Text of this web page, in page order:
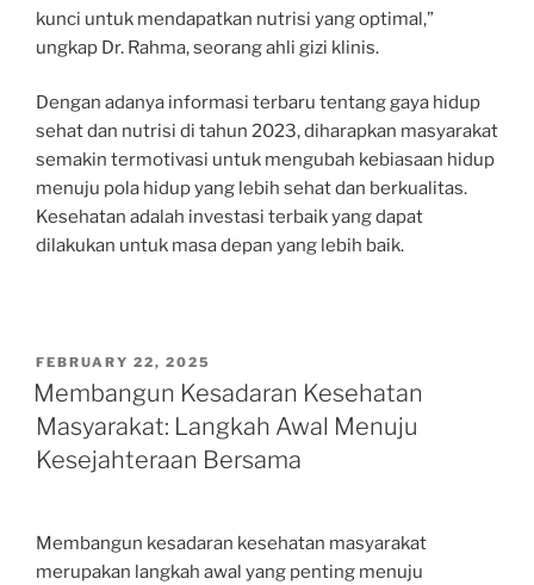
kunci untuk mendapatkan nutrisi yang optimal,”
ungkap Dr. Rahma, seorang ahli gizi klinis.
Dengan adanya informasi terbaru tentang gaya hidup
sehat dan nutrisi di tahun 2023, diharapkan masyarakat
semakin termotivasi untuk mengubah kebiasaan hidup
menuju pola hidup yang lebih sehat dan berkualitas.
Kesehatan adalah investasi terbaik yang dapat
dilakukan untuk masa depan yang lebih baik.
POSTED
ON
FEBRUARY 22, 2025
Membangun Kesadaran Kesehatan
Masyarakat: Langkah Awal Menuju
Kesejahteraan Bersama
Membangun kesadaran kesehatan masyarakat
merupakan langkah awal yang penting menuju